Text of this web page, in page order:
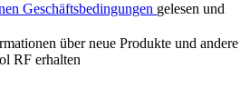
Geschäftsbedingungen gelesen und
über neue Produkte und andere
RF erhalten